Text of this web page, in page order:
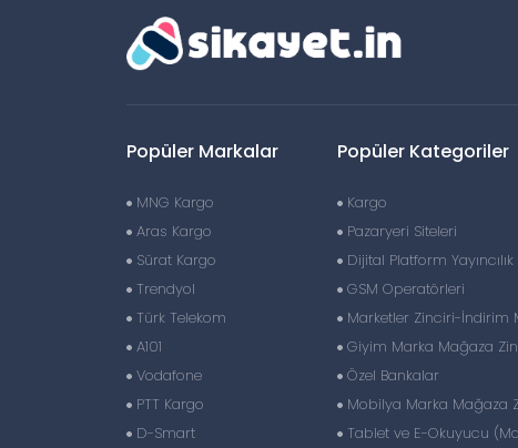
Popüler Markalar
MNG Kargo
Aras Kargo
Sürat Kargo
Trendyol
Türk Telekom
A101
Vodafone
PTT Kargo
D-Smart
Popüler Kategoriler
Kargo
Pazaryeri Siteleri
Dijital Platform Yayıncılık
GSM Operatörleri
Marketler Zinciri-İndirim
Giyim Marka Mağaza
Özel Bankalar
Mobilya Marka Mağaza
Tablet ve E-Okuyucu